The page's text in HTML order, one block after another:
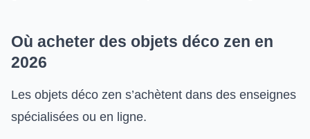
Où acheter des objets déco zen en
2026
Les objets déco zen s’achètent dans des enseignes
spécialisées ou en ligne.